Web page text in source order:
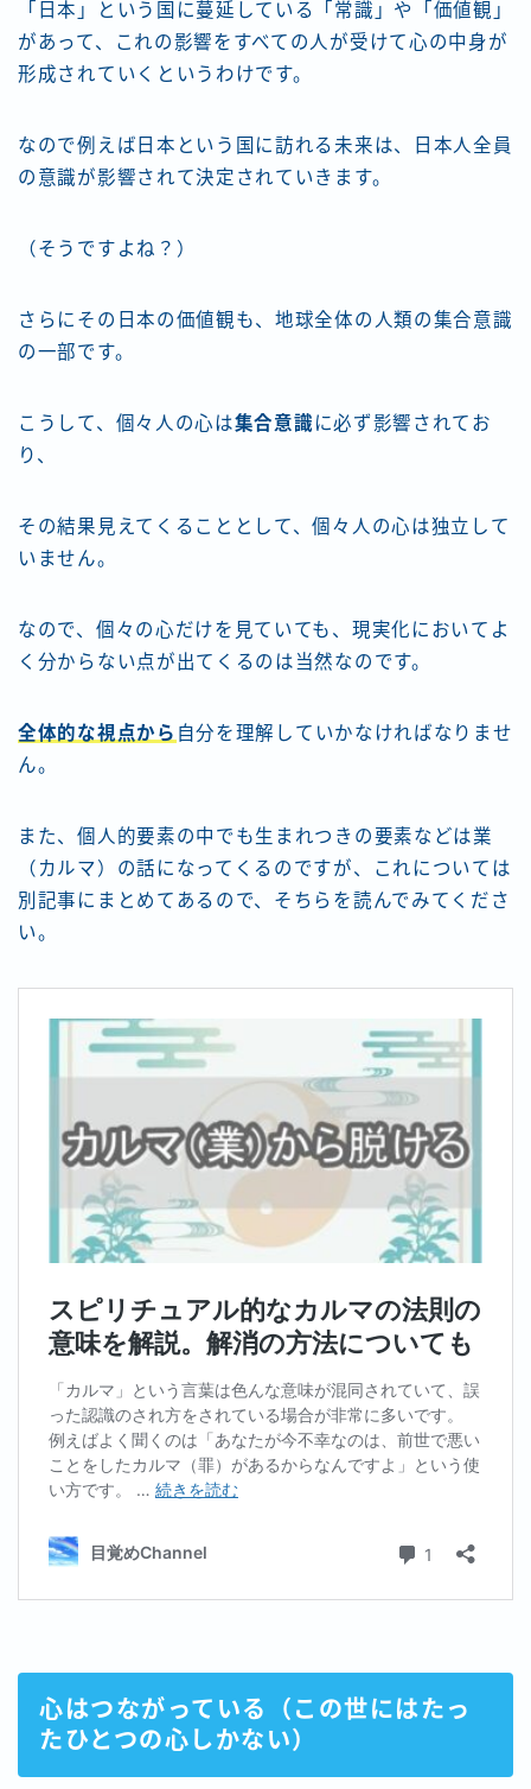
「日本」という国に蔓延している「常識」や「価値観」
があって、これの影響をすべての人が受けて心の中身が
形成されていくというわけです。
なので例えば日本という国に訪れる未来は、日本人全員
の意識が影響されて決定されていきます。
（そうですよね？）
さらにその日本の価値観も、地球全体の人類の集合意識
の一部です。
こうして、個々人の心は集合意識 に必ず影響されてお
り、
その結果見えてくることとして、個々人の心は独立して
いません。
なので、個々の心だけを見ていても、現実化においてよ
く分からない点が出てくるのは当然なのです。
全体的な視点から 自分を理解していかなければなりませ
ん。
また、個人的要素の中でも生まれつきの要素などは業
（カルマ）の話になってくるのですが、これについては
別記事にまとめてあるので、そちらを読んでみてくださ
い。
心はつながっている（この世にはたっ
たひとつの心しかない）